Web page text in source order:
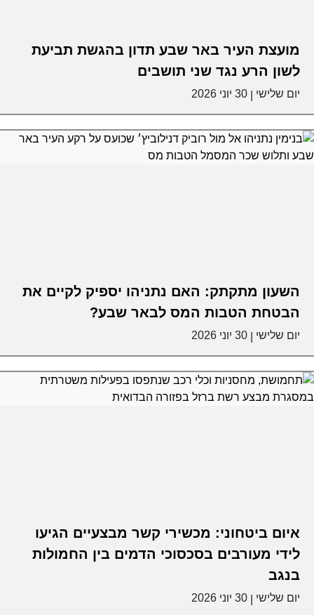
מועצת העיר באר שבע תדון בהגשת תביעת
לשון הרע נגד שני תושבים
יום שלישי 30 יוני 2026
השעון מתקתק: האם נתניהו יספיק לקיים את
הבטחת הטבות המס לבאר שבע?
יום שלישי 30 יוני 2026
איום ביטחוני: מכשירי קשר מבצעיים הגיעו
לידי מעורבים בסכסוכי הדמים בין החמולות
בנגב
יום שלישי 30 יוני 2026